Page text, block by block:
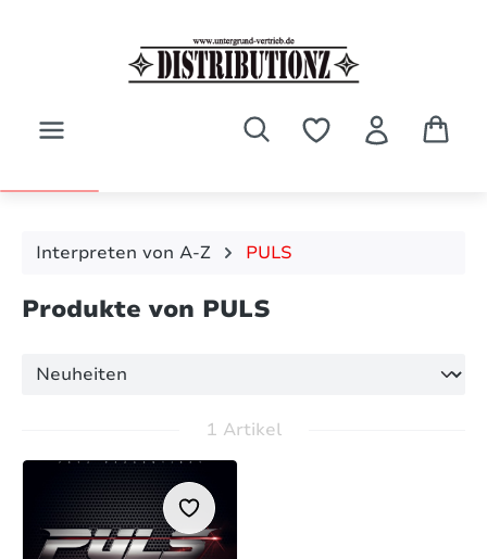
Interpreten von A-Z PULS
Produkte von PULS
1 Artikel